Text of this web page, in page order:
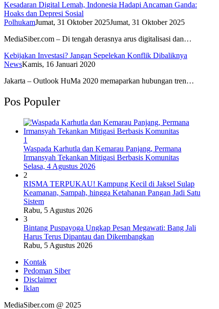
Kesadaran Digital Lemah, Indonesia Hadapi Ancaman Ganda:
Hoaks dan Depresi Sosial
PolhukamJumat, 31 Oktober 2025Jumat, 31 Oktober 2025
MediaSiber.com – Di tengah derasnya arus digitalisasi dan…
Kebijakan Investasi? Jangan Sepelekan Konflik Dibaliknya
NewsKamis, 16 Januari 2020
Jakarta – Outlook HuMa 2020 memaparkan hubungan tren…
Pos Populer
1
Waspada Karhutla dan Kemarau Panjang, Permana
Irmansyah Tekankan Mitigasi Berbasis Komunitas
Selasa, 4 Agustus 2026
2
RISMA TERPUKAU! Kampung Kecil di Jaksel Sulap
Keamanan, Sampah, hingga Ketahanan Pangan Jadi Satu
Sistem
Rabu, 5 Agustus 2026
3
Bintang Puspayoga Ungkap Pesan Megawati: Bang Jali
Harus Terus Dipantau dan Dikembangkan
Rabu, 5 Agustus 2026
Kontak
Pedoman Siber
Disclaimer
Iklan
MediaSiber.com @ 2025